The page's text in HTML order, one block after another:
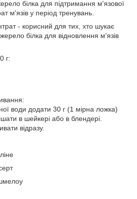
білка для підтримання м'язової
м'язів у період тренувань.
- корисний для тих, хто шукає
білка для відновлення м'язів
г:
води додати 30 г (1 мірна ложка)
в шейкері або в блендері.
відразу.